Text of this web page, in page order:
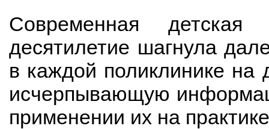
Современная детская
десятилетие шагнула
в каждой поликлинике на
исчерпывающую
применении их на